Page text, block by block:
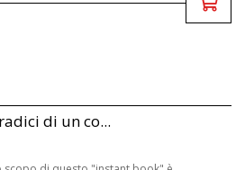
di un co...